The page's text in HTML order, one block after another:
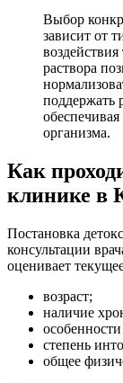
Выбор
зависит от
раствора
поддержать
организма.
Как
клинике в
Постановка
консультации
оценивает
возраст;
наличие
степень
общее